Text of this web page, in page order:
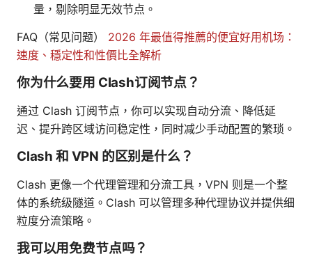
量，剔除明显无效节点。
FAQ（常见问题） 2026 年最值得推薦的便宜好用机场：
速度、穩定性和性價比全解析
你为什么要用 Clash订阅节点？
通过 Clash 订阅节点，你可以实现自动分流、降低延
迟、提升跨区域访问稳定性，同时减少手动配置的繁琐。
Clash 和 VPN 的区别是什么？
Clash 更像一个代理管理和分流工具，VPN 则是一个整
体的系统级隧道。Clash 可以管理多种代理协议并提供细
粒度分流策略。
我可以用免费节点吗？